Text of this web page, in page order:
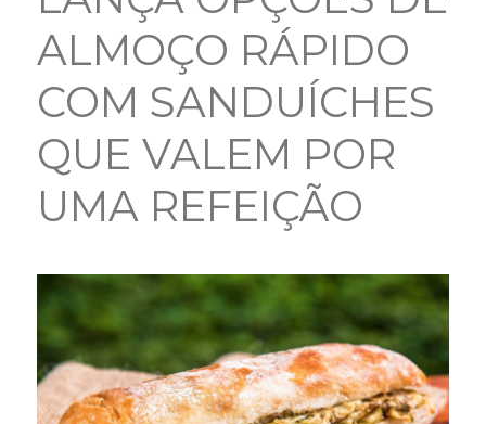
ALMOÇO RÁPIDO
COM SANDUÍCHES
QUE VALEM POR
UMA REFEIÇÃO